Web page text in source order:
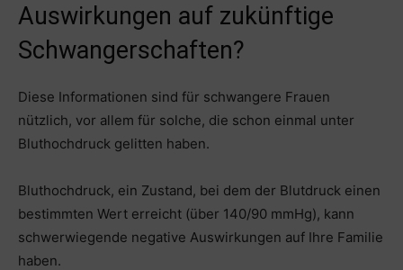
Auswirkungen auf zukünftige
Schwangerschaften?
Diese Informationen sind für schwangere Frauen
nützlich, vor allem für solche, die schon einmal unter
Bluthochdruck gelitten haben.
Bluthochdruck, ein Zustand, bei dem der Blutdruck einen
bestimmten Wert erreicht (über 140/90 mmHg), kann
schwerwiegende negative Auswirkungen auf Ihre Familie
haben.